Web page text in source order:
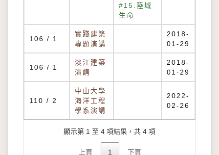
#15.陸域
生命
106 / 1
實踐建築
專題演講
2018-
01-29
106 / 1
淡江建築
演講
2018-
01-29
110 / 2
中山大學
海洋工程
學系演講
2022-
02-26
顯示第 1 至 4 項結果，共 4 項
上頁 1 下頁